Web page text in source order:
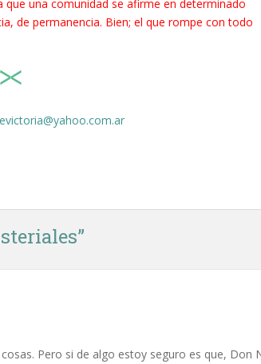
que una comunidad se afirme en determinado
de permanencia. Bien; el que rompe con todo
”
Pero si de algo estoy seguro es que, Don